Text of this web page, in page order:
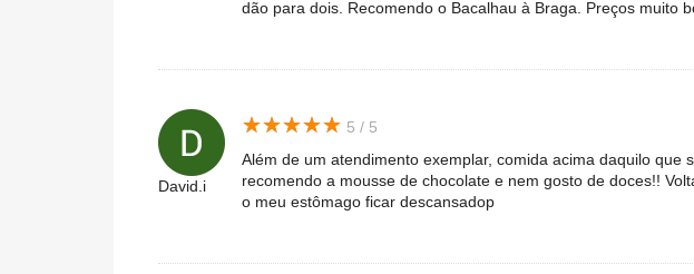
dão para dois. Recomendo o Bacalhau à Braga. Preços muito
David.i
★★★★★
★★★★★ 5 / 5
Além de um atendimento exemplar, comida acima daquilo que
recomendo a mousse de chocolate e nem gosto de doces!!
o meu estômago ficar descansadop